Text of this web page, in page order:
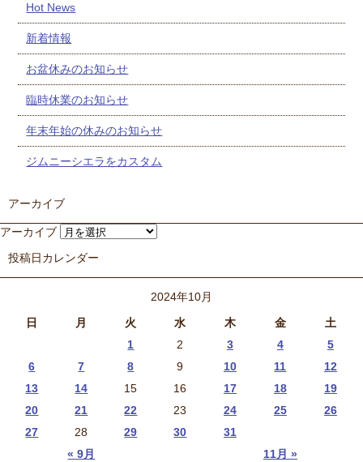
Hot News
新着情報
お盆休みのお知らせ
臨時休業のお知らせ
年末年始の休みのお知らせ
ジムニーシエラをカスタム
アーカイブ
アーカイブ
投稿日カレンダー
2024年10月
日
月 火 水 木 金 土
« 9月 11月 »
1 2 3 4
5
6
7 8 9 10 11
12
13
14 15 16 17 18
19
20
21 22 23 24 25
26
27
28 29 30 31